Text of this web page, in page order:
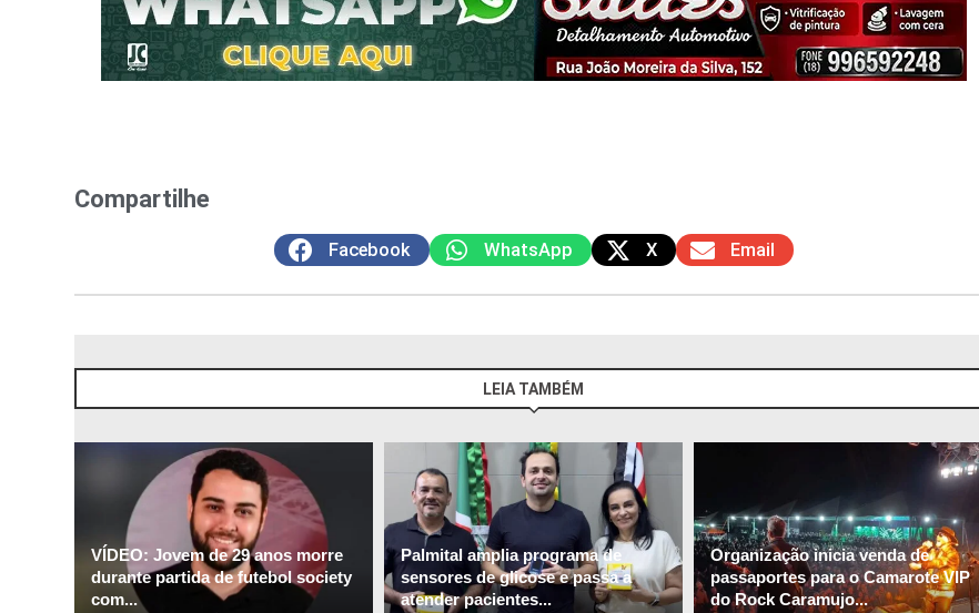
Compartilhe
Facebook WhatsApp X Email
LEIA TAMBÉM
VÍDEO: Jovem de 29 anos morre
durante partida de futebol society
com...
Palmital amplia programa de
sensores de glicose e passa a
atender pacientes...
Organização inicia venda de
passaportes para o Camarote VIP
do Rock Caramujo...